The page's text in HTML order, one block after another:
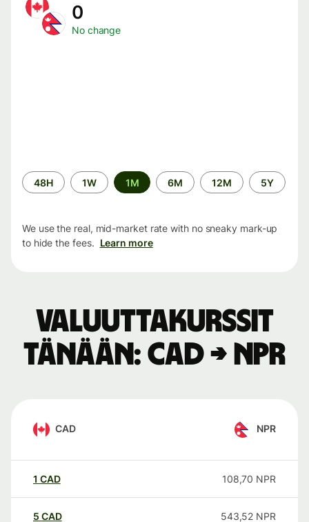
0
No change
Time
period
48H 1W 1M 6M 12M 5Y
We use the real, mid-market rate with no sneaky mark-up
to hide the fees. Learn more
Valuuttakurssit
tänään: CAD → NPR
CAD NPR
1 CAD 108,70 NPR
5 CAD 543,52 NPR